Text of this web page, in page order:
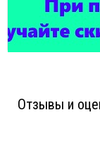
Отзывы и